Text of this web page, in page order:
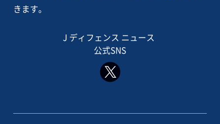
きます。
J ディフェンス ニュース
公式SNS